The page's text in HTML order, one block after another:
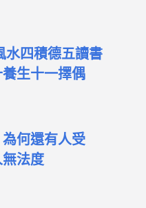
水四積德五讀書
生十一擇偶
為何還有人受
法度